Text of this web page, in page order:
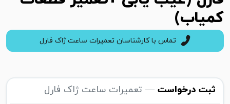
کمیاب)
تماس با کارشناسان تعمیرات ساعت ژاک فارل
ثبت درخواست — تعمیرات ساعت ژاک فارل